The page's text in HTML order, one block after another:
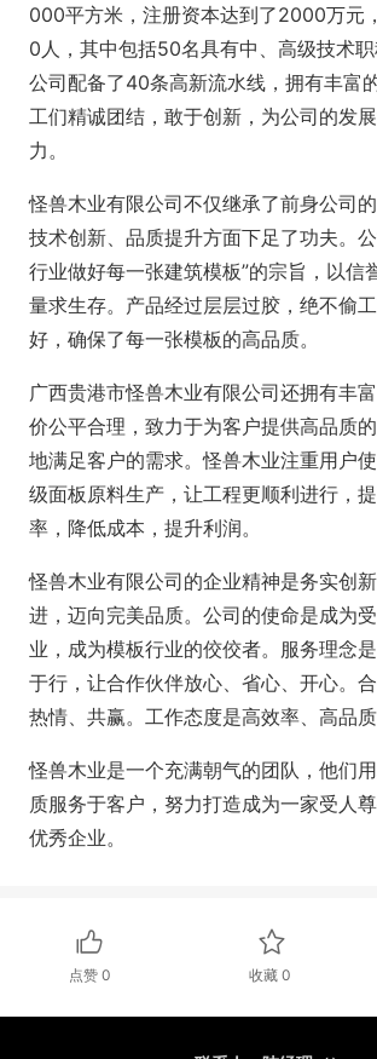
000平方米，注册资本达到了2000万元
0人，其中包括50名具有中、高级技术职
公司配备了40条高新流水线，拥有丰富
工们精诚团结，敢于创新，为公司的发
力。
怪兽木业有限公司不仅继承了前身公司
技术创新、品质提升方面下足了功夫。
行业做好每一张建筑模板”的宗旨，以信
量求生存。产品经过层层过胶，绝不偷
好，确保了每一张模板的高品质。
广西贵港市怪兽木业有限公司还拥有丰
价公平合理，致力于为客户提供高品质
地满足客户的需求。怪兽木业注重用户
级面板原料生产，让工程更顺利进行，
率，降低成本，提升利润。
怪兽木业有限公司的企业精神是务实创
进，迈向完美品质。公司的使命是成为
业，成为模板行业的佼佼者。服务理念
于行，让合作伙伴放心、省心、开心。合
热情、共赢。工作态度是高效率、高品质
怪兽木业是一个充满朝气的团队，他们
质服务于客户，努力打造成为一家受人
优秀企业。
点赞0 收藏0